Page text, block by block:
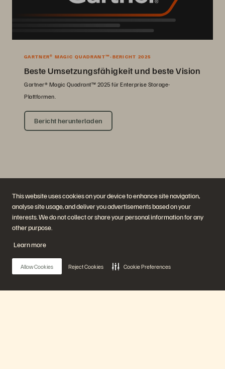
This website uses cookies on your device to enhance site navigation,
analyse site usage, and deliver you advertisements based on your
interests. We do not collect or share your personal information for any
other purpose.
Learn more
Allow Cookies Reject Cookies Cookie Preferences
GARTNER® MAGIC QUADRANT™-BERICHT 2025
Beste Umsetzungsfähigkeit und beste Vision
Gartner® Magic Quadrant™ 2025 für Enterprise Storage-
Plattformen.
Bericht herunterladen
Unternehmen
Auswirkungen
Leadership
Standorte
Lösungen
Virtualisierung